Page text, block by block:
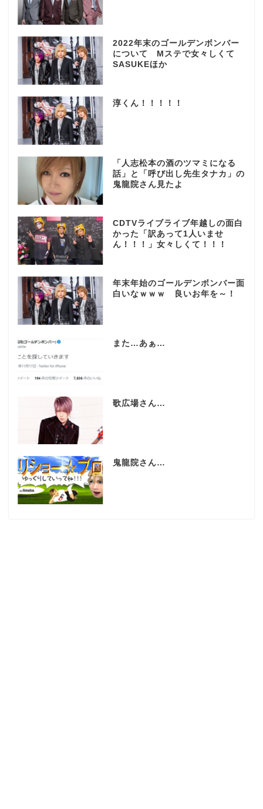
2022年末のゴールデンボンバー
について Mステで女々しくて
SASUKEほか
淳くん！！！！！
「人志松本の酒のツマミになる
話」と「呼び出し先生タナカ」の
鬼龍院さん見たよ
CDTVライブライブ年越しの面白
かった「訳あって1人いませ
ん！！！」女々しくて！！！
年末年始のゴールデンボンバー面
白いなｗｗｗ 良いお年を～！
また…あぁ…
歌広場さん…
鬼龍院さん…